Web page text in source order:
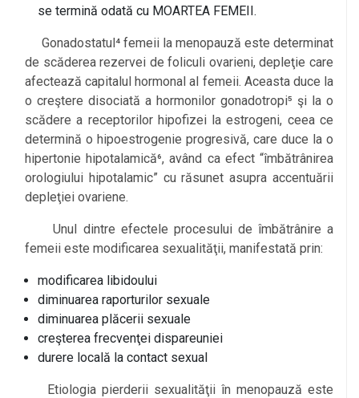
se termină odată cu MOARTEA FEMEII.
Gonadostatul⁴ femeii la menopauză este determinat
de scăderea rezervei de foliculi ovarieni, depleţie care
afectează capitalul hormonal al femeii. Aceasta duce la
o creştere disociată a hormonilor gonadotropi⁵ şi la o
scădere a receptorilor hipofizei la estrogeni, ceea ce
determină o hipoestrogenie progresivă, care duce la o
hipertonie hipotalamică⁶, având ca efect “îmbătrânirea
orologiului hipotalamic” cu răsunet asupra accentuării
depleţiei ovariene.
Unul dintre efectele procesului de îmbătrânire a
femeii este modificarea sexualităţii, manifestată prin:
modificarea libidoului
diminuarea raporturilor sexuale
diminuarea plăcerii sexuale
creşterea frecvenţei dispareuniei
durere locală la contact sexual
Etiologia pierderii sexualităţii în menopauză este